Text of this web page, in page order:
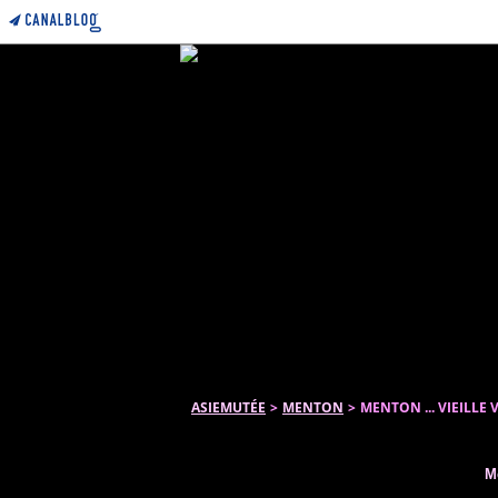
ASIEMUTÉE > MENTON > MENTON ... VIEILLE